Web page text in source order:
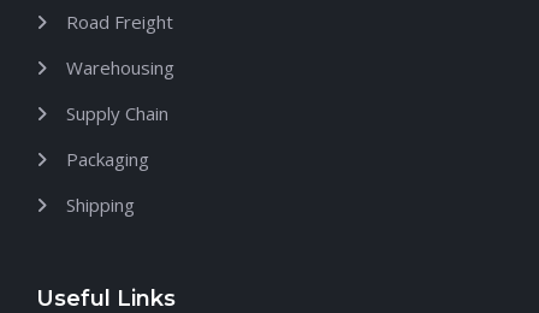
Road Freight
Warehousing
Supply Chain
Packaging
Shipping
Useful Links